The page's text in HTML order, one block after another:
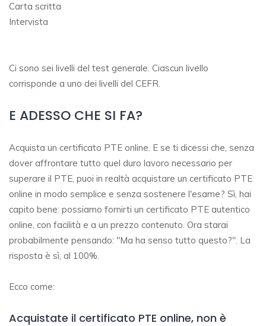
Carta scritta
Intervista
Ci sono sei livelli del test generale. Ciascun livello
corrisponde a uno dei livelli del CEFR.
E ADESSO CHE SI FA?
Acquista un certificato PTE online. E se ti dicessi che, senza
dover affrontare tutto quel duro lavoro necessario per
superare il PTE, puoi in realtà acquistare un certificato PTE
online in modo semplice e senza sostenere l'esame? Sì, hai
capito bene: possiamo fornirti un certificato PTE autentico
online, con facilità e a un prezzo contenuto. Ora starai
probabilmente pensando: "Ma ha senso tutto questo?". La
risposta è sì, al 100%.
Ecco come:
Acquistate il certificato PTE online, non è